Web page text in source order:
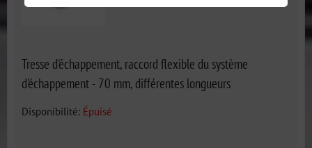
Tresse d'échappement, raccord flexible du système
d'échappement - 70 mm, différentes longueurs
Disponibilité: Épuisé